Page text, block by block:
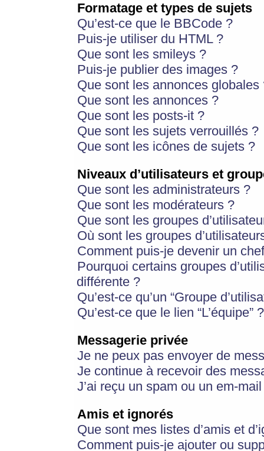
Formatage et types de sujets
Qu’est-ce que le BBCode ?
Puis-je utiliser du HTML ?
Que sont les smileys ?
Puis-je publier des images ?
Que sont les annonces globales
Que sont les annonces ?
Que sont les posts-it ?
Que sont les sujets verrouillés ?
Que sont les icônes de sujets ?
Niveaux d’utilisateurs et
Que sont les administrateurs ?
Que sont les modérateurs ?
Que sont les groupes
Où sont les groupes
Comment puis-je devenir un
Pourquoi certains groupes
différente ?
Qu’est-ce qu’un “Groupe
Qu’est-ce que le lien “L’équipe” ?
Messagerie privée
Je ne peux pas envoyer de
Je continue à recevoir des
J’ai reçu un spam ou un em-
Amis et ignorés
Que sont mes listes d’amis et
Comment puis-je ajouter ou